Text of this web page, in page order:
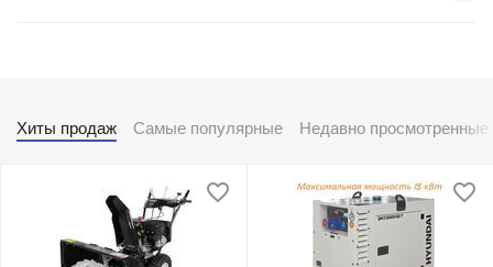
Хиты продаж Самые популярные Недавно просмотренные